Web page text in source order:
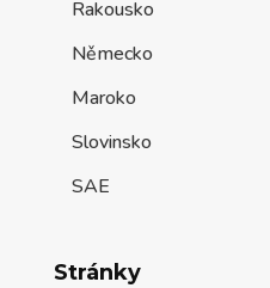
Rakousko
Německo
Maroko
Slovinsko
SAE
Stránky